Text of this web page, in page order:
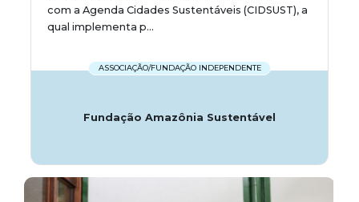
com a Agenda Cidades Sustentáveis (CIDSUST), a
qual implementa p...
ASSOCIAÇÃO/FUNDAÇÃO INDEPENDENTE
Fundação Amazônia Sustentável